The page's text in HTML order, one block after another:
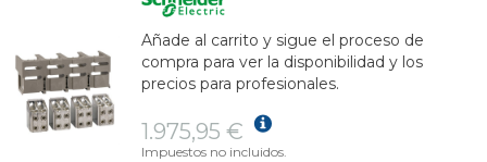
Añade al carrito y sigue el proceso de
compra para ver la disponibilidad y los
precios para profesionales.
1.975,95 €
Impuestos no incluidos.